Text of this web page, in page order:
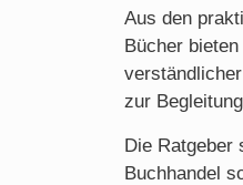
Aus den
Bücher
zur
Die Ratgeber
Buchhandel